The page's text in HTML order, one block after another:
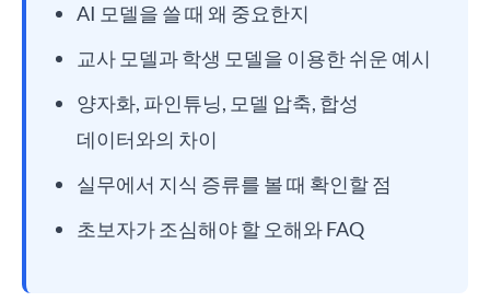
AI 모델을 쓸 때 왜 중요한지
교사 모델과 학생 모델을 이용한 쉬운 예시
양자화, 파인튜닝, 모델 압축, 합성
데이터와의 차이
실무에서 지식 증류를 볼 때 확인할 점
초보자가 조심해야 할 오해와 FAQ